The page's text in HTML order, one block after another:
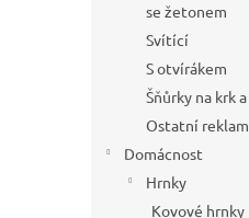
se žetonem
Svítící
S otvírákem
Šňůrky na krk
Ostatní
Domácnost
Hrnky
Kovové hrnky